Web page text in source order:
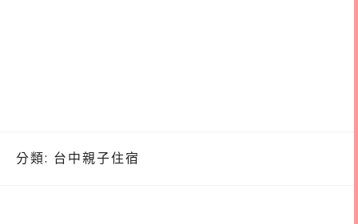
分類: 台中親子住宿